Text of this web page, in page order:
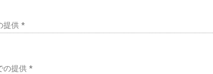
提供 *
の提供 *